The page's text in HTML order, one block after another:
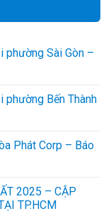
Sài Gòn –
Bến Thành
Phát Corp – Báo
2025 – CẬP
TP.HCM